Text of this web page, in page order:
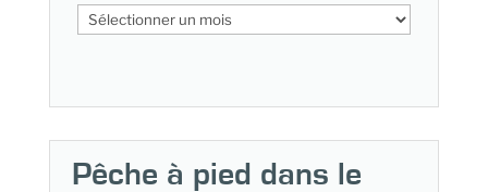
Archives
Pêche à pied dans le